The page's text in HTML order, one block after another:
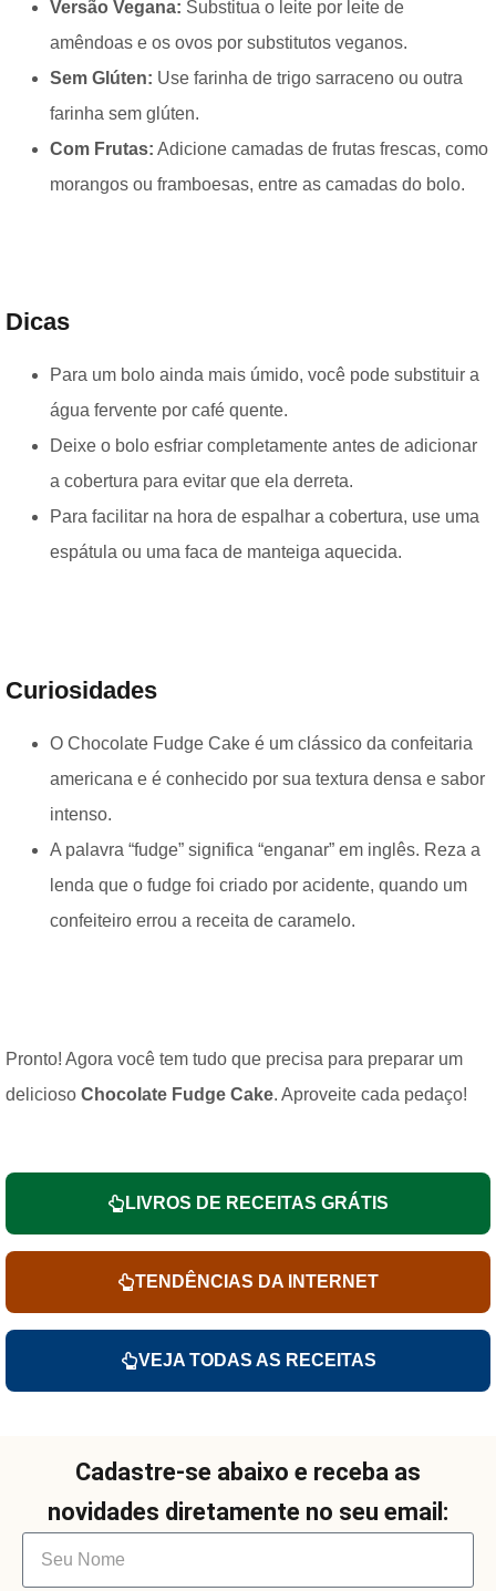
Versão Vegana: Substitua o leite por leite de
amêndoas e os ovos por substitutos veganos.
Sem Glúten: Use farinha de trigo sarraceno ou outra
farinha sem glúten.
Com Frutas: Adicione camadas de frutas frescas, como
morangos ou framboesas, entre as camadas do bolo.
Dicas
Para um bolo ainda mais úmido, você pode substituir a
água fervente por café quente.
Deixe o bolo esfriar completamente antes de adicionar
a cobertura para evitar que ela derreta.
Para facilitar na hora de espalhar a cobertura, use uma
espátula ou uma faca de manteiga aquecida.
Curiosidades
O Chocolate Fudge Cake é um clássico da confeitaria
americana e é conhecido por sua textura densa e sabor
intenso.
A palavra “fudge” significa “enganar” em inglês. Reza a
lenda que o fudge foi criado por acidente, quando um
confeiteiro errou a receita de caramelo.
Pronto! Agora você tem tudo que precisa para preparar um
delicioso Chocolate Fudge Cake. Aproveite cada pedaço!
LIVROS DE RECEITAS GRÁTIS
TENDÊNCIAS DA INTERNET
VEJA TODAS AS RECEITAS
Cadastre-se abaixo e receba as
novidades diretamente no seu email: